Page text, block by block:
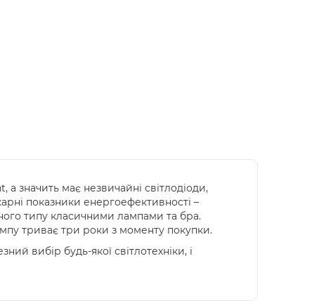
а значить має незвичайні світлодіоди,
показники енергоефективності –
типу класичними лампами та бра.
триває три роки з моменту покупки.
вибір будь-якої світлотехніки, і